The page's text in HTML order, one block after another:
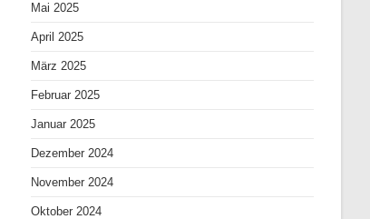
Mai 2025
April 2025
März 2025
Februar 2025
Januar 2025
Dezember 2024
November 2024
Oktober 2024